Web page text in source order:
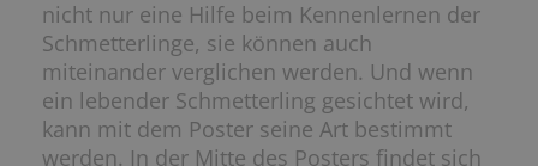
nicht nur eine Hilfe beim Kennenlernen der
Schmetterlinge, sie können auch
miteinander verglichen werden. Und wenn
ein lebender Schmetterling gesichtet wird,
kann mit dem Poster seine Art bestimmt
werden. In der Mitte des Posters findet sich